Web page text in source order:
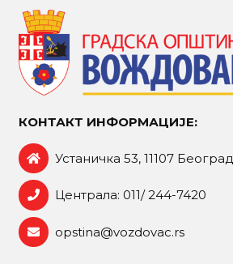
КОНТАКТ ИНФОРМАЦИЈЕ:
Устаничка 53, 11107 Београд
Централа: 011/ 244-7420
opstina@vozdovac.rs